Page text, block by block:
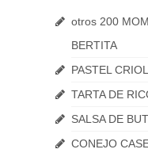
otros 200
BERTITA
PASTEL
TARTA DE
SALSA DE
CONEJO